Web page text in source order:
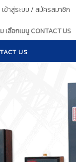
เข้าสู่ระบบ / สมัครสมาชิก
ลือกเมนู CONTACT US
US